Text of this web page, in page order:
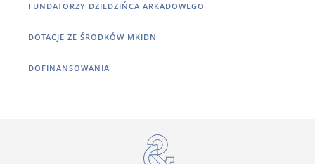
FUNDATORZY DZIEDZIŃCA ARKADOWEGO
DOTACJE ZE ŚRODKÓW MKIDN
DOFINANSOWANIA